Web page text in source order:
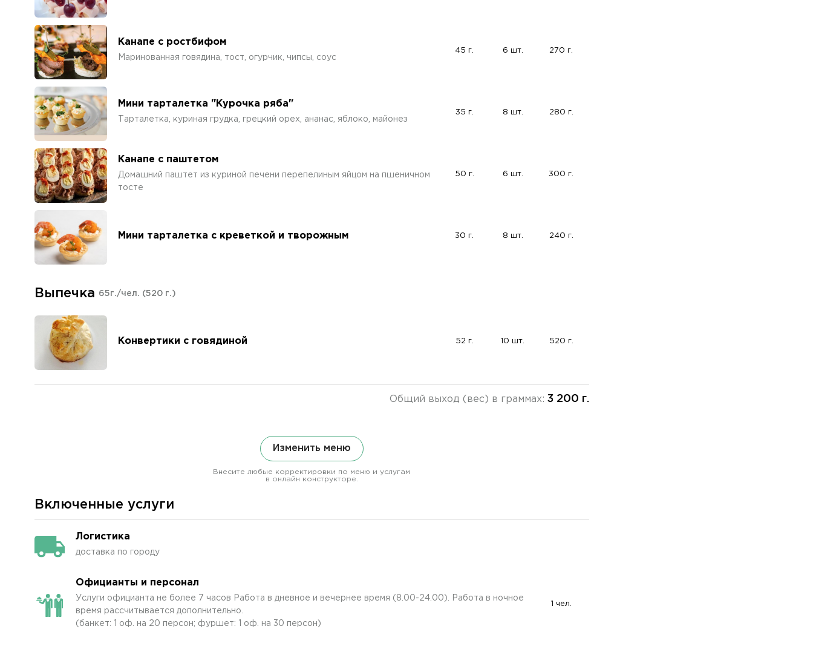
Канапе с ростбифом
Маринованная говядина, тост, огурчик, чипсы, соус
45 г. 6 шт. 270 г.
Мини тарталетка "Курочка ряба"
Тарталетка, куриная грудка, грецкий орех, ананас, яблоко, майонез
35 г. 8 шт. 280 г.
Канапе с паштетом
Домашний паштет из куриной печени перепелиным яйцом на пшеничном
тосте
50 г. 6 шт. 300 г.
Мини тарталетка с креветкой и творожным 30 г. 8 шт. 240 г.
Выпечка 65г./чел. (520 г.)
Конвертики с говядиной 52 г. 10 шт. 520 г.
Общий выход (вес) в граммах: 3 200 г.
Изменить меню
Внесите любые корректировки по меню и услугам
в онлайн конструкторе.
Включенные услуги
Логистика
доставка по городу
Официанты и персонал
Услуги официанта не более 7 часов Работа в дневное и вечернее время (8.00-24.00). Работа в ночное
время рассчитывается дополнительно.
(банкет: 1 оф. на 20 персон; фуршет: 1 оф. на 30 персон)
1 чел.